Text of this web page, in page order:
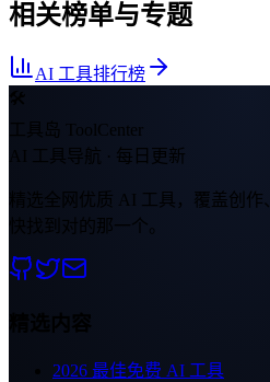
相关榜单与专题
AI 工具排行榜
🛠
工具岛 ToolCenter
AI 工具导航 · 每日更新
精选全网优质 AI 工具，覆盖创作
快找到对的那一个。
精选内容
2026 最佳免费 AI 工具